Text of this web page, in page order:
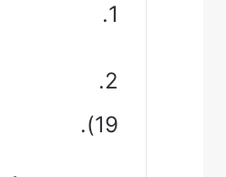
1. داود ملك فى حبرون وهى مدينة لللاويين وأقامفيها.
2.
19).